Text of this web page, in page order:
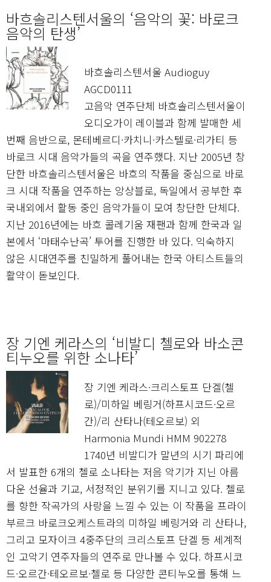
바흐솔리스텐서울의 ‘음악의 꽃: 바로크
음악의 탄생’
바흐솔리스텐서울 Audioguy
AGCD0111
고음악 연주단체 바흐솔리스텐서울이
오디오가이 레이블과 함께 발매한 세
번째 음반으로, 몬테베르디·카치니·카스텔로·리가티 등
바로크 시대 음악가들의 곡을 연주했다. 지난 2005년 창
단한 바흐솔리스텐서울은 바흐의 작품을 중심으로 바로
크 시대 작품을 연주하는 앙상블로, 독일에서 공부한 후
국내외에서 활동 중인 음악가들이 모여 창단한 단체다.
지난 2016년에는 바흐 콜레기움 재팬과 함께 한국과 일
본에서 ‘마태수난곡’ 투어를 진행한 바 있다. 익숙하지
않은 시대연주를 친밀하게 풀어내는 한국 아티스트들의
활약이 돋보인다.
장 기엔 케라스의 ‘비발디 첼로와 바소콘
티누오를 위한 소나타’
장 기엔 케라스·크리스토프 단겔(첼
로)/미하일 베링거(하프시코드·오르
간)/리 산타나(테오르보) 외
Harmonia Mundi HMM 902278
1740년 비발디가 말년의 시기 파리에
서 발표한 6개의 첼로 소나타는 저음 악기가 지닌 아름
다운 선율과 기교, 서정적인 분위기를 지니고 있다. 첼로
를 향한 작곡가의 사랑을 느낄 수 있는 이 작품을 프라이
부르크 바로크오케스트라의 미하일 베링거와 리 산타나,
그리고 모자이크 4중주단의 크리스토프 단겔 등 세계적
인 고악기 연주자들의 연주로 만나볼 수 있다. 하프시코
드·오르간·테오르보·첼로 등 다양한 콘티누오를 통해 느